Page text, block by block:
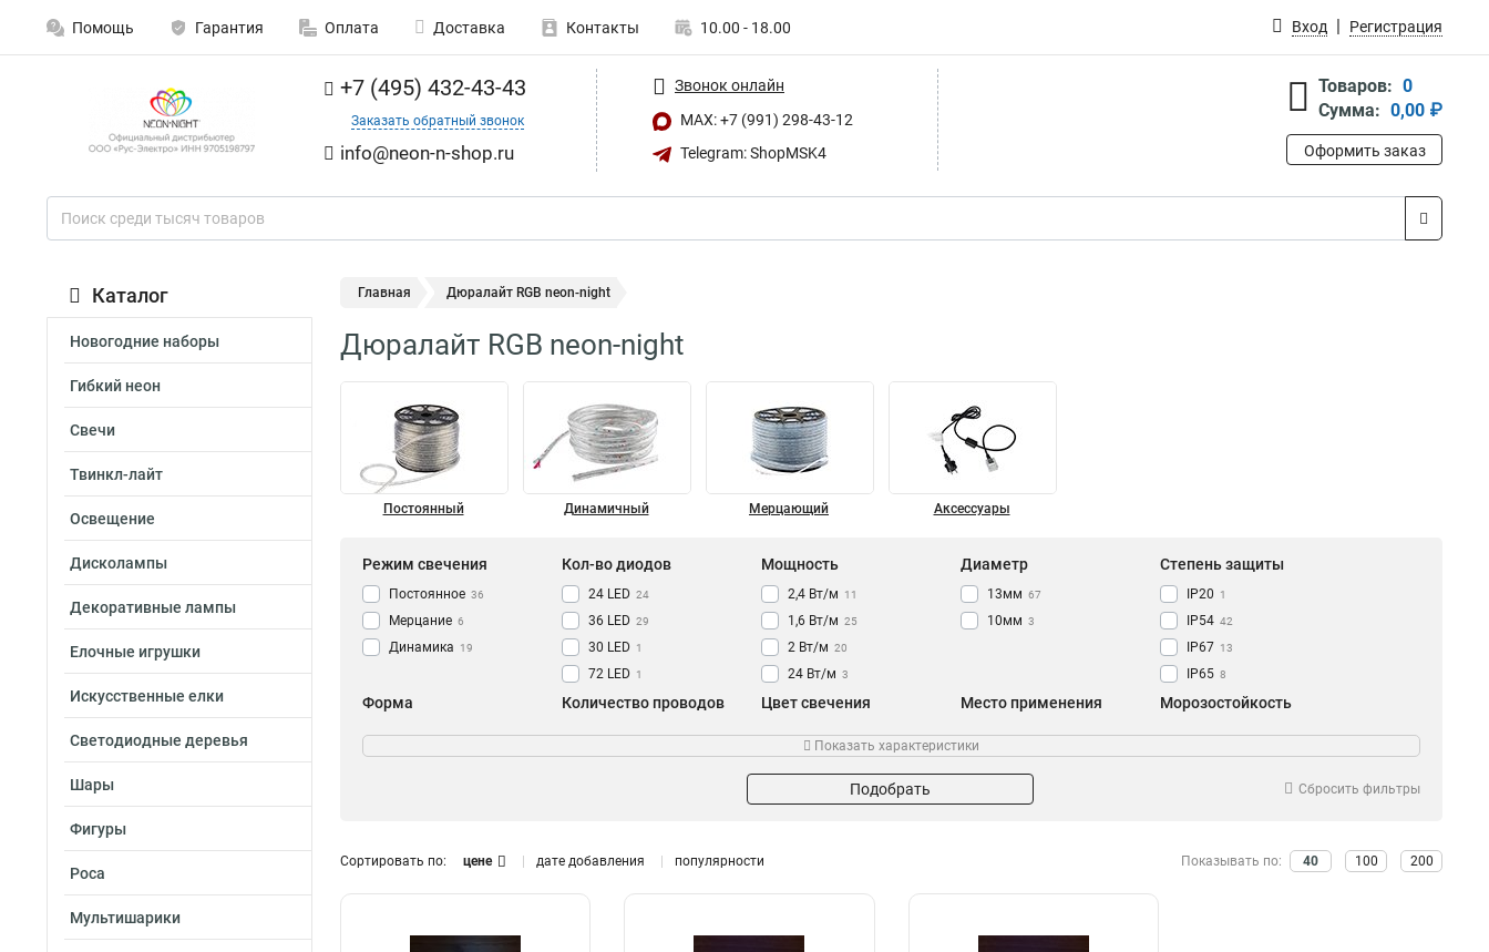
Помощь Гарантия Оплата Доставка Контакты 10.00 - 18.00 Вход Регистрация
+7 (495) 432-43-43
Заказать обратный звонок
info@neon-n-shop.ru
Звонок онлайн
MAX: +7 (991) 298-43-12
Telegram: ShopMSK4
Товаров: 0
Сумма: 0,00 ₽
Оформить заказ
Каталог
Новогодние наборы
Гибкий неон
Свечи
Твинкл-лайт
Освещение
Дисколампы
Декоративные лампы
Елочные игрушки
Искусственные елки
Светодиодные деревья
Шары
Фигуры
Роса
Мультишарики
Главная Дюралайт RGB neon-night
Дюралайт RGB neon-night
Постоянный Динамичный Мерцающий Аксессуары
Режим свечения
Постоянное 36
Мерцание 6
Динамика 19
Кол-во диодов
24 LED 24
36 LED 29
30 LED 1
72 LED 1
Мощность
2,4 Вт/м 11
1,6 Вт/м 25
2 Вт/м 20
24 Вт/м 3
Диаметр
13мм 67
10мм 3
Степень защиты
IP20 1
IP54 42
IP67 13
IP65 8
Форма
Круглая 55
Количество проводов
Двухпроводной 28
Трехпроводной 21
Цвет свечения
холодный белый 1
теплый белый 13
зеленый 4
Место применения
Для дома 9
Для улицы 22
Морозостойкость
да 68
Кратность резки
1м 15
Показать характеристики
Подобрать Сбросить фильтры
Сортировать по: цене дате добавления популярности Показывать по: 40 100 200